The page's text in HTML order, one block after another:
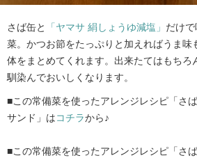
さば缶と 「ヤマサ 絹しょうゆ減塩」 だけ
菜。かつお節をたっぷりと加えればうま味
体をまとめてくれます。出来たてはもちろ
馴染んでおいしくなります。
■この常備菜を使ったアレンジレシピ「さ
サンド」はコチラから♪
■この常備菜を使ったアレンジレシピ「さ